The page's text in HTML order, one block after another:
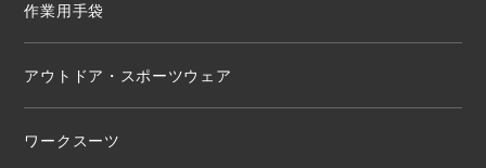
作業用手袋
アウトドア・スポーツウェア
ワークスーツ